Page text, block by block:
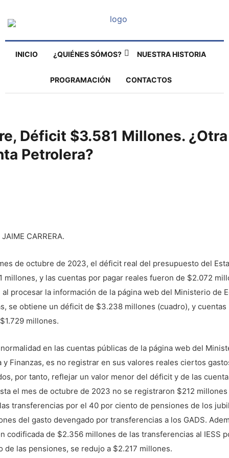
INICIO ¿QUIÉNES SÓMOS? NUESTRA HISTORIA
PROGRAMACIÓN CONTACTOS
Déficit $3.581 Millones. ¿Otra
Petrolera?
CARRERA.
de octubre de 2023, el déficit real del presupuesto del
millones, y las cuentas por pagar reales fueron de $2.072
al procesar la información de la página web del Ministerio de
se obtiene un déficit de $3.238 millones (cuadro), y cuentas
millones.
en las cuentas públicas de la página web del
y Finanzas, es no registrar en sus valores reales ciertos
por tanto, reflejar un valor menor del déficit y de las
el mes de octubre de 2023 no se registraron $212
transferencias por el 40 por ciento de pensiones de los
del gasto devengado por transferencias a los GADS.
codificada de $2.356 millones de las transferencias al IESS
de las pensiones, se redujo a $2.217 millones.